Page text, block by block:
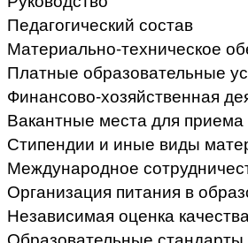
Педагогический состав
Материально-техническое
Платные образовательные
Финансово-хозяйственная
Вакантные места для
Стипендии и иные виды
Международное
Организация питания в
Независимая оценка
Образовательные стандарты